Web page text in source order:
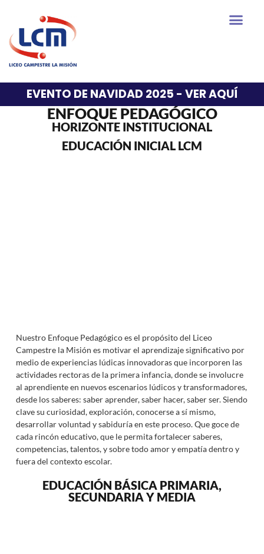
EVENTO DE NAVIDAD 2025 - VER AQUÍ
ENFOQUE PEDAGÓGICO
HORIZONTE INSTITUCIONAL
EDUCACIÓN INICIAL LCM
Nuestro Enfoque Pedagógico es el propósito del Liceo
Campestre la Misión es motivar el aprendizaje significativo por
medio de experiencias lúdicas innovadoras que incorporen las
actividades rectoras de la primera infancia, donde se involucre
al aprendiente en nuevos escenarios lúdicos y transformadores,
desde los saberes: saber aprender, saber hacer, saber ser. Siendo
clave su curiosidad, exploración, conocerse a sí mismo,
desarrollar voluntad y sabiduría en este proceso. Que goce de
cada rincón educativo, que le permita fortalecer saberes,
competencias, talentos, y sobre todo amor y empatía dentro y
fuera del contexto escolar.
EDUCACIÓN BÁSICA PRIMARIA,
SECUNDARIA Y MEDIA